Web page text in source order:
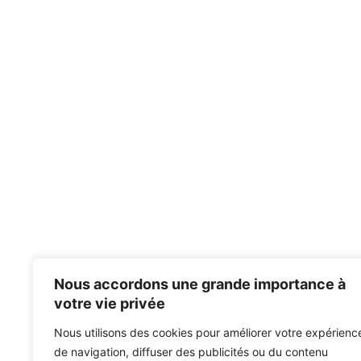
Nous accordons une grande importance à
votre vie privée
Nous utilisons des cookies pour améliorer votre
de navigation, diffuser des publicités ou du contenu